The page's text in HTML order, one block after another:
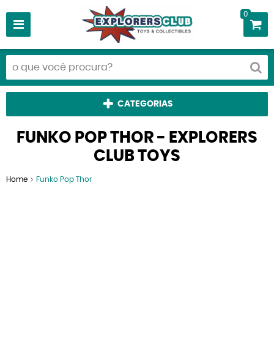
0
CATEGORIAS
FUNKO POP THOR - EXPLORERS
CLUB TOYS
Home Funko Pop Thor